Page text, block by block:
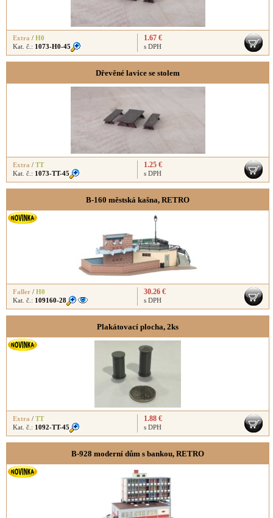
Extra / H0
Kat. č.: 1073-H0-45
1.67 €
s DPH
Dřevěné lavice se stolem
Extra / TT
Kat. č.: 1073-TT-45
1.25 €
s DPH
B-160 městská kašna, RETRO
Faller / H0
Kat. č.: 109160-28
30.26 €
s DPH
Plakátovací plocha, 2ks
Extra / TT
Kat. č.: 1092-TT-45
1.88 €
s DPH
B-928 moderní dům s bankou, RETRO